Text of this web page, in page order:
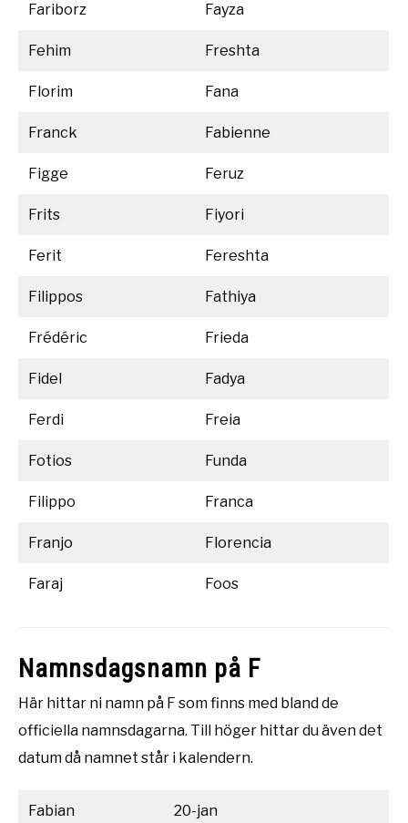
Fariborz Fayza
Fehim Freshta
Florim Fana
Franck Fabienne
Figge Feruz
Frits Fiyori
Ferit Fereshta
Filippos Fathiya
Frédéric Frieda
Fidel Fadya
Ferdi Freia
Fotios Funda
Filippo Franca
Franjo Florencia
Faraj Foos
Namnsdagsnamn på F
Här hittar ni namn på F som finns med bland de
officiella namnsdagarna. Till höger hittar du även det
datum då namnet står i kalendern.
Fabian 20-jan